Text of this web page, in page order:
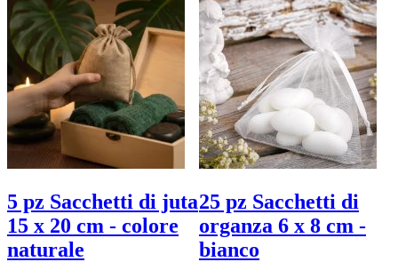
5 pz Sacchetti di juta
15 x 20 cm - colore
naturale
25 pz Sacchetti di
organza 6 x 8 cm -
bianco